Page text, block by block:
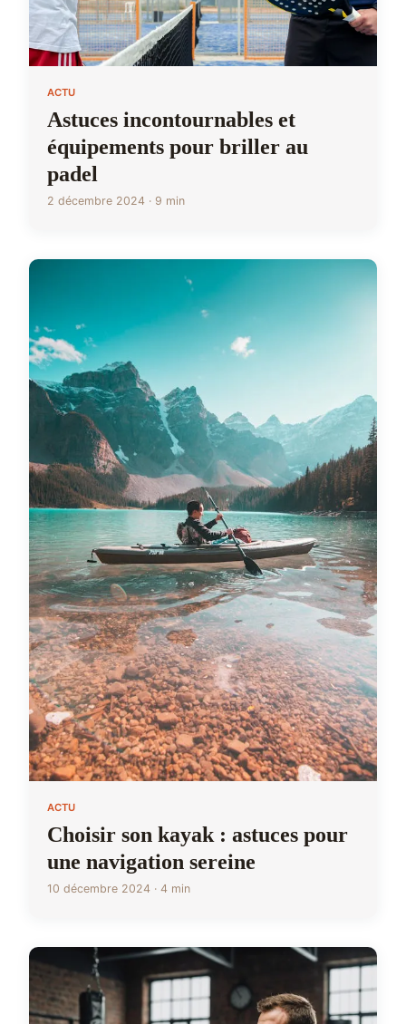
ACTU
Astuces incontournables et
équipements pour briller au
padel
2 décembre 2024 · 9 min
ACTU
Choisir son kayak : astuces pour
une navigation sereine
10 décembre 2024 · 4 min